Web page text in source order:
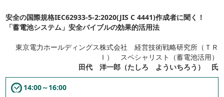
安全の国際規格IEC62933-5-2:2020(JIS C 4441)作成者に聞く！
「蓄電池システム」安全バイブルの効果的活用法
東京電力ホールディングス株式会社 経営技術戦略研究所（ＴＲ
Ｉ） スペシャリスト（蓄電池活用）
田代 洋一郎（たしろ よういちろう） 氏
14:00～16:00